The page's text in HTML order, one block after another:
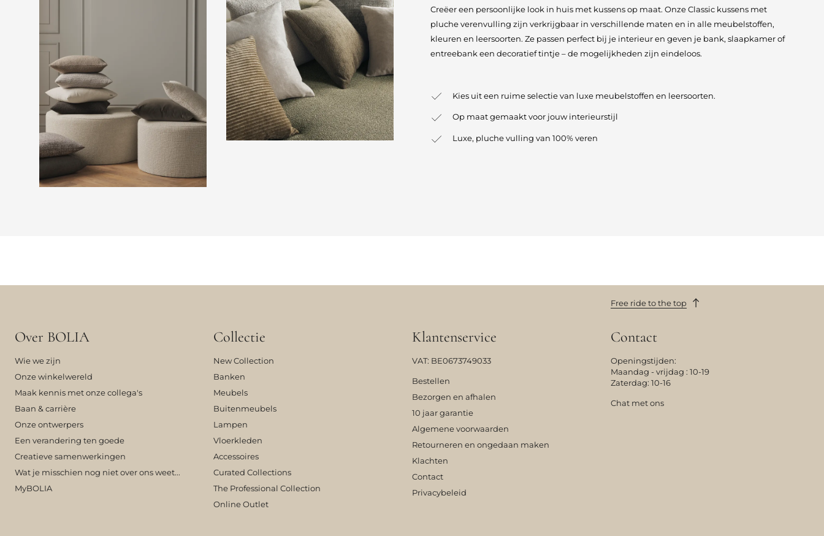
Creëer een persoonlijke look in huis met kussens op maat. Onze Classic kussens met
pluche verenvulling zijn verkrijgbaar in verschillende maten en in alle meubelstoffen,
kleuren en leersoorten. Ze passen perfect bij je interieur en geven je bank, slaapkamer of
entreebank een decoratief tintje – de mogelijkheden zijn eindeloos.
Kies uit een ruime selectie van luxe meubelstoffen en leersoorten.
Op maat gemaakt voor jouw interieurstijl
Luxe, pluche vulling van 100% veren
Free ride to the top
Over BOLIA
Wie we zijn
Onze winkelwereld
Maak kennis met onze collega's
Baan & carrière
Onze ontwerpers
Een verandering ten goede
Creatieve samenwerkingen
Wat je misschien nog niet over ons weet...
MyBOLIA
Collectie
New Collection
Banken
Meubels
Buitenmeubels
Lampen
Vloerkleden
Accessoires
Curated Collections
The Professional Collection
Online Outlet
Klantenservice
VAT: BE0673749033
Bestellen
Bezorgen en afhalen
10 jaar garantie
Algemene voorwaarden
Retourneren en ongedaan maken
Klachten
Contact
Privacybeleid
Contact
Openingstijden:
Maandag - vrijdag : 10-19
Zaterdag: 10-16
Chat met ons